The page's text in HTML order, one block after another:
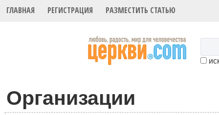
ГЛАВНАЯ РЕГИСТРАЦИЯ РАЗМЕСТИТЬ СТАТЬЮ
Организации